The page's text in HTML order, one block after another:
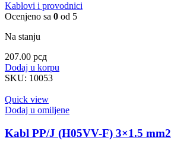
Kablovi i provodnici
Ocenjeno sa 0 od 5
Na stanju
207.00 рсд
Dodaj u korpu
SKU: 10053
Quick view
Dodaj u omiljene
Kabl PP/J (H05VV-F) 3×1.5 mm2